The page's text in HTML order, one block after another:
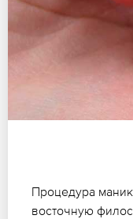
Процедура
восточную